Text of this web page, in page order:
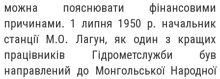
можна пояснювати фінансовими
причинами. 1 липня 1950 р. начальник
станції М.О. Лагун, як один з кращих
працівників Гідрометслужби був
направлений до Монгольської Народної